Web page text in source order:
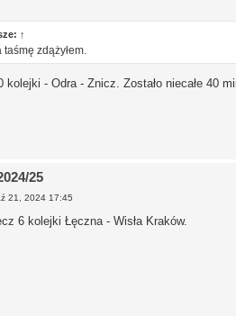
↑
zdążyłem.
kolejki - Odra - Znicz. Zostało niecałe 40
25
21, 2024 17:45
6 kolejki Łęczna - Wisła Kraków.